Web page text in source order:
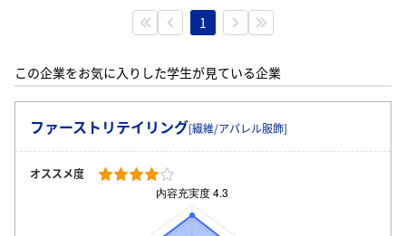
1
この企業をお気に入りした学生が見ている企業
ファーストリテイリング[繊維/アパレル服飾]
オススメ度